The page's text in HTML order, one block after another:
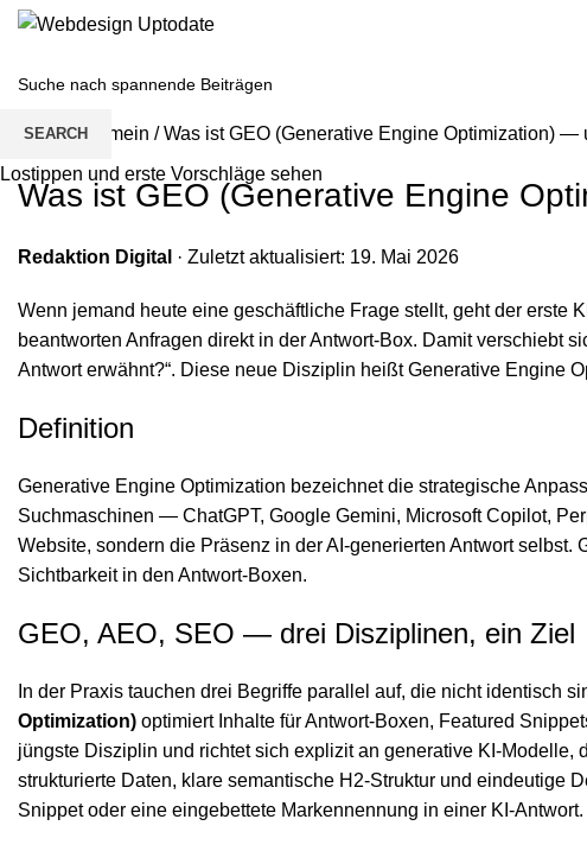
Home/Allgemein /Was ist GEO (Generative Engine Optimization) —
Was ist GEO (Generative Engine
Redaktion Digital · Zuletzt aktualisiert: 19. Mai 2026
Wenn jemand heute eine geschäftliche Frage stellt, geht der erste
beantworten Anfragen direkt in der Antwort-Box. Damit verschiebt
Antwort erwähnt?“. Diese neue Disziplin heißt Generative Engine
Definition
Generative Engine Optimization bezeichnet die strategische
Suchmaschinen — ChatGPT, Google Gemini, Microsoft Copilot,
Website, sondern die Präsenz in der AI-generierten Antwort
Sichtbarkeit in den Antwort-Boxen.
GEO, AEO, SEO — drei Disziplinen, ein Ziel
In der Praxis tauchen drei Begriffe parallel auf, die nicht identisch
Optimization) optimiert Inhalte für Antwort-Boxen, Featured
jüngste Disziplin und richtet sich explizit an generative KI-
strukturierte Daten, klare semantische H2-Struktur und
Snippet oder eine eingebettete Markennennung in einer KI-Antwort.
SEARCH
Lostippen und erste Vorschläge sehen